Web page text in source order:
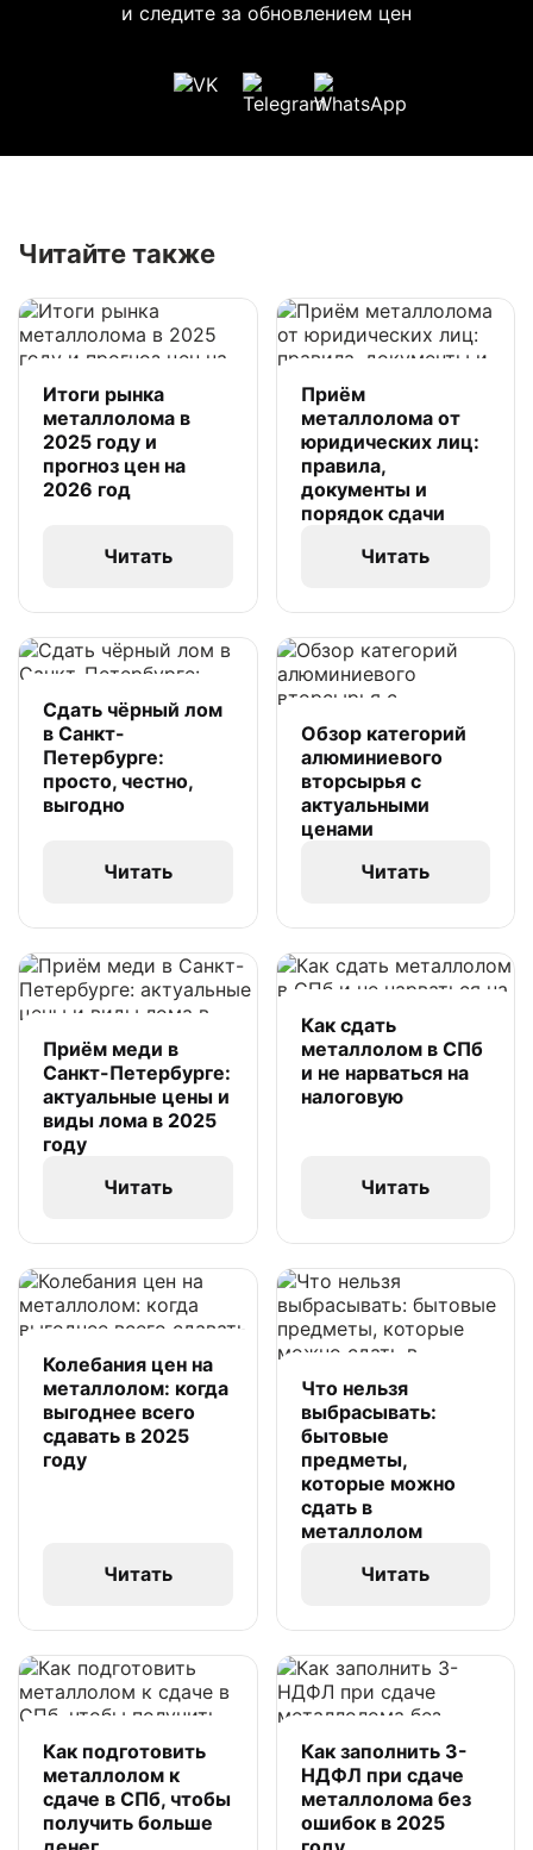
и следите за обновлением цен
Читайте также
Итоги рынка
металлолома в
2025 году и
прогноз цен на
2026 год
Читать
Приём
металлолома от
юридических лиц:
правила,
документы и
порядок сдачи
Читать
Сдать чёрный лом
в Санкт-
Петербурге:
просто, честно,
выгодно
Читать
Обзор категорий
алюминиевого
вторсырья с
актуальными
ценами
Читать
Приём меди в
Санкт-Петербурге:
актуальные цены и
виды лома в 2025
году
Читать
Как сдать
металлолом в СПб
и не нарваться на
налоговую
Читать
Колебания цен на
металлолом: когда
выгоднее всего
сдавать в 2025
году
Читать
Что нельзя
выбрасывать:
бытовые
предметы,
которые можно
сдать в
металлолом
Читать
Как подготовить
металлолом к
сдаче в СПб, чтобы
получить больше
Как заполнить 3-
НДФЛ при сдаче
металлолома без
ошибок в 2025